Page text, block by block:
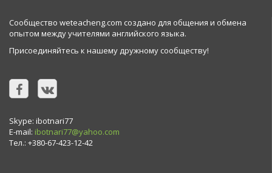
Сообщество weteacheng.com создано для общения и обмена
опытом между учителями английского языка.
Присоединяйтесь к нашему дружному сообществу!
Skype: ibotnari77
E-mail: ibotnari77@yahoo.com
Тел.: +380-67-423-12-42